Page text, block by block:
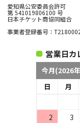
愛知県公安委員会許可
第 541019806100 号
日本チケット商協同組合
事業者登録番号：
営業日カ
今月(2026
日
月
2
3